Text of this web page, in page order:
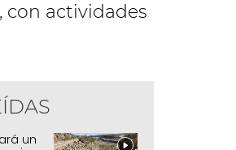
actividades
un